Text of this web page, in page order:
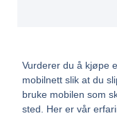
Vurderer du å kjøpe
mobilnett slik at du
bruke mobilen som
sted. Her er vår